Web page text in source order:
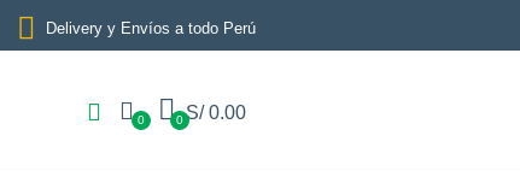
Delivery y Envíos a todo Perú
0 S/0.00
0